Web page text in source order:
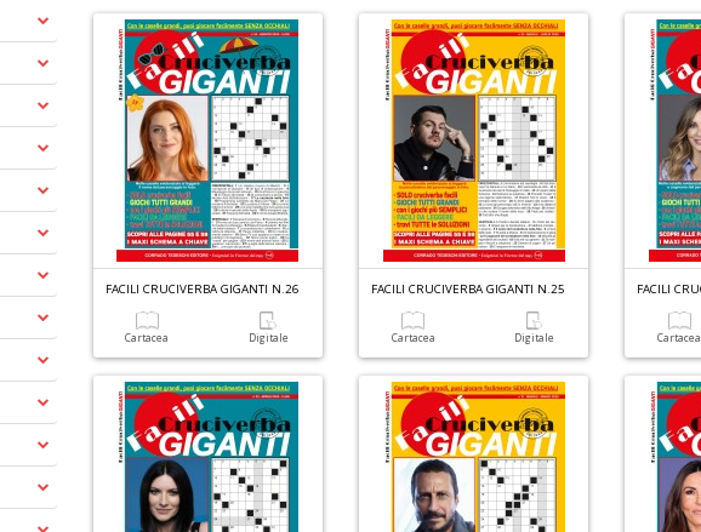
FACILI CRUCIVERBA GIGANTI N.26
Cartacea Digitale
FACILI CRUCIVERBA GIGANTI N.25
Cartacea Digitale
FACILI
Cartacea